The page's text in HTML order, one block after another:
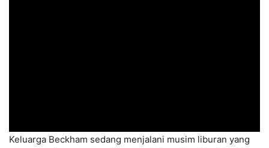
Keluarga Beckham sedang menjalani musim liburan yang